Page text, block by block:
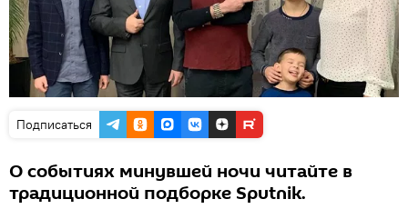
Подписаться
О событиях минувшей ночи читайте в
традиционной подборке Sputnik.